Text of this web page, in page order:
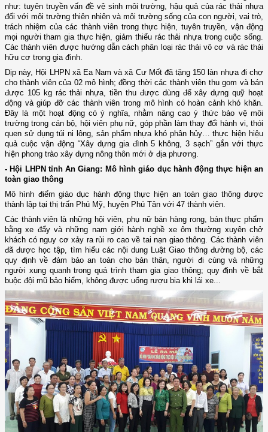
như: tuyên truyền vấn đề vệ sinh môi trường, hậu quả của rác thải nhựa
đối với môi trường thiên nhiên và môi trường sống của con người, vai trò,
trách nhiệm của các thành viên trong thực hiện, tuyên truyền, vận động
mọi người tham gia thực hiện, giảm thiểu rác thải nhựa trong cuộc sống.
Các thành viên được hướng dẫn cách phân loại rác thải vô cơ và rác thải
hữu cơ trong gia đình.
Dịp này, Hội LHPN xã Ea Nam và xã Cư Mốt đã tặng 150 làn nhựa đi chợ
cho thành viên của 02 mô hình; đồng thời các thành viên thu gom và bán
được 105 kg rác thải nhựa, tiền thu được dùng để xây dựng quỹ hoạt
động và giúp đỡ các thành viên trong mô hình có hoàn cảnh khó khăn.
Đây là một hoạt động có ý nghĩa, nhằm nâng cao ý thức bảo vệ môi
trường trong cán bộ, hội viên phụ nữ, góp phần làm thay đổi hành vi, thói
quen sử dụng túi ni lông, sản phẩm nhựa khó phân hủy… thực hiện hiệu
quả cuộc vận động “Xây dựng gia đình 5 không, 3 sạch” gắn với thực
hiện phong trào xây dựng nông thôn mới ở địa phương.
- Hội LHPN tỉnh An Giang: Mô hình giáo dục hành động thực hiện an
toàn giao thông
Mô hình điểm giáo dục hành động thực hiện an toàn giao thông được
thành lập tại thị trấn Phú Mỹ, huyện Phú Tân với 47 thành viên.
Các thành viên là những hội viên, phụ nữ bán hàng rong, bán thựcphẩm
bằng xe đẩyvà những nam giới hành nghề xe ôm thường xuyênchở
khách có nguy cơ xảy ra rủi ro cao về tai nạn giao thông. Các thành viên
đã được học tập, tìm hiểu các nội dung Luật Giao thông đường bộ, các
quy định về đảm bảo an toàn cho bản thân, người đi cùng và những
người xung quanh trong quá trình tham gia giao thông; quy định về bắt
buộc đội mũ bảo hiểm, không được uống rượu bia khi lái xe...